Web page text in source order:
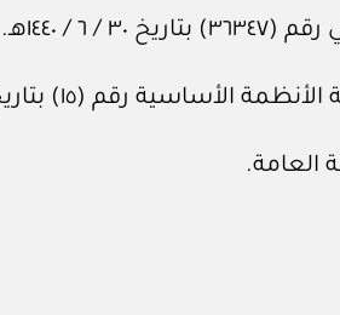
/ ٦ / ١٤٤٠هـ.
رقم (١٥) بتاريخ ٢٣ / ١١ / ١٤٤٥هـ.
العامة.